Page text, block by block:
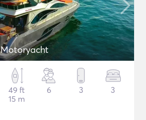
Custom Built Motoryacht
49 ft
15 m
6 3 3